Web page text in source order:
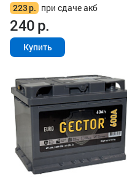
223р. при сдаче акб
240р.
Купить